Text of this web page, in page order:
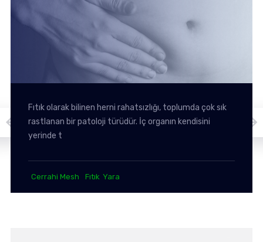
Fıtık olarak bilinen herni rahatsızlığı, toplumda çok sık
rastlanan bir patoloji türüdür. İç organın kendisini
yerinde t
Cerrahi Mesh Fıtık Yara